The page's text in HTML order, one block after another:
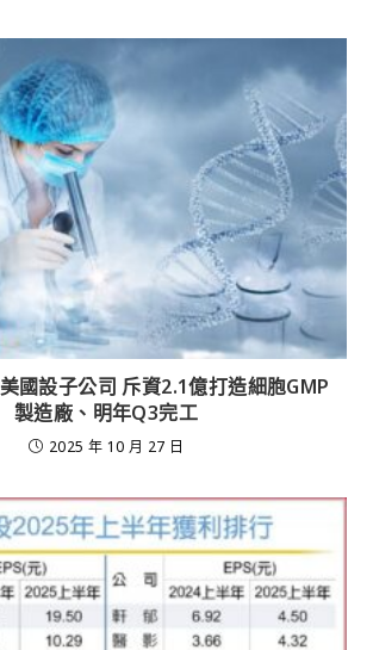
國設子公司 斥資2.1億打造細胞GMP
製造廠、明年Q3完工
2025 年 10 月 27 日